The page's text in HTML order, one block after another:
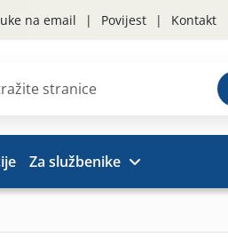
na email Povijest Kontakt
Za službenike